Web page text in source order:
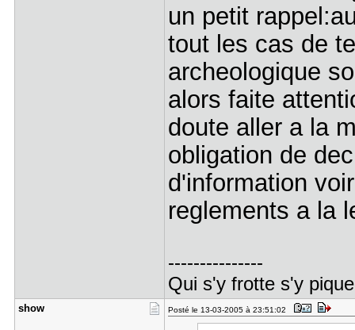
un petit
tout les cas de
archeologique
alors faite
doute aller a la
obligation de
d'information
reglements a
---------------
Qui s'y frotte s'y
show Posté le 13-03-2005 à 23:51:02